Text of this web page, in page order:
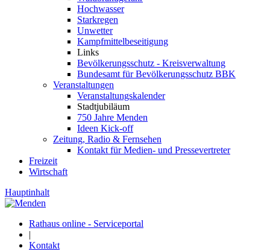
Hochwasser
Starkregen
Unwetter
Kampfmittelbeseitigung
Links
Bevölkerungsschutz - Kreisverwaltung
Bundesamt für Bevölkerungsschutz BBK
Veranstaltungen
Veranstaltungskalender
Stadtjubiläum
750 Jahre Menden
Ideen Kick-off
Zeitung, Radio & Fernsehen
Kontakt für Medien- und Pressevertreter
Freizeit
Wirtschaft
Hauptinhalt
Rathaus online - Serviceportal
|
Kontakt